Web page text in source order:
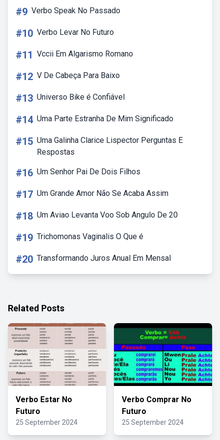
#9 Verbo Speak No Passado
#10 Verbo Levar No Futuro
#11 Vccii Em Algarismo Romano
#12 V De Cabeça Para Baixo
#13 Universo Bike é Confiável
#14 Uma Parte Estranha De Mim Significado
#15 Uma Galinha Clarice Lispector Perguntas E
Respostas
#16 Um Senhor Pai De Dois Filhos
#17 Um Grande Amor Não Se Acaba Assim
#18 Um Aviao Levanta Voo Sob Angulo De 20
#19 Trichomonas Vaginalis O Que é
#20 Transformando Juros Anual Em Mensal
Related Posts
Verbo Estar No
Futuro
25 September 2024
Verbo Comprar No
Futuro
25 September 2024